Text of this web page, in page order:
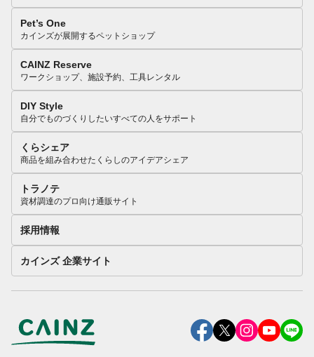
Pet’s One
カインズが展開するペットショップ
CAINZ Reserve
ワークショップ、施設予約、工具レンタル
DIY Style
自分でものづくりしたいすべての人をサポート
くらシェア
商品を組み合わせたくらしのアイデアシェア
トラノテ
資材調達のプロ向け通販サイト
採用情報
カインズ 企業サイト